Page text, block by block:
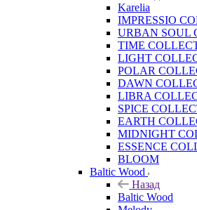
Karelia
IMPRESSIO
URBAN SOUL
TIME
LIGHT
POLAR
DAWN
LIBRA
SPICE
EARTH
MIDNIGHT
ESSENCE
BLOOM
Baltic Wood
Назад
Baltic Wood